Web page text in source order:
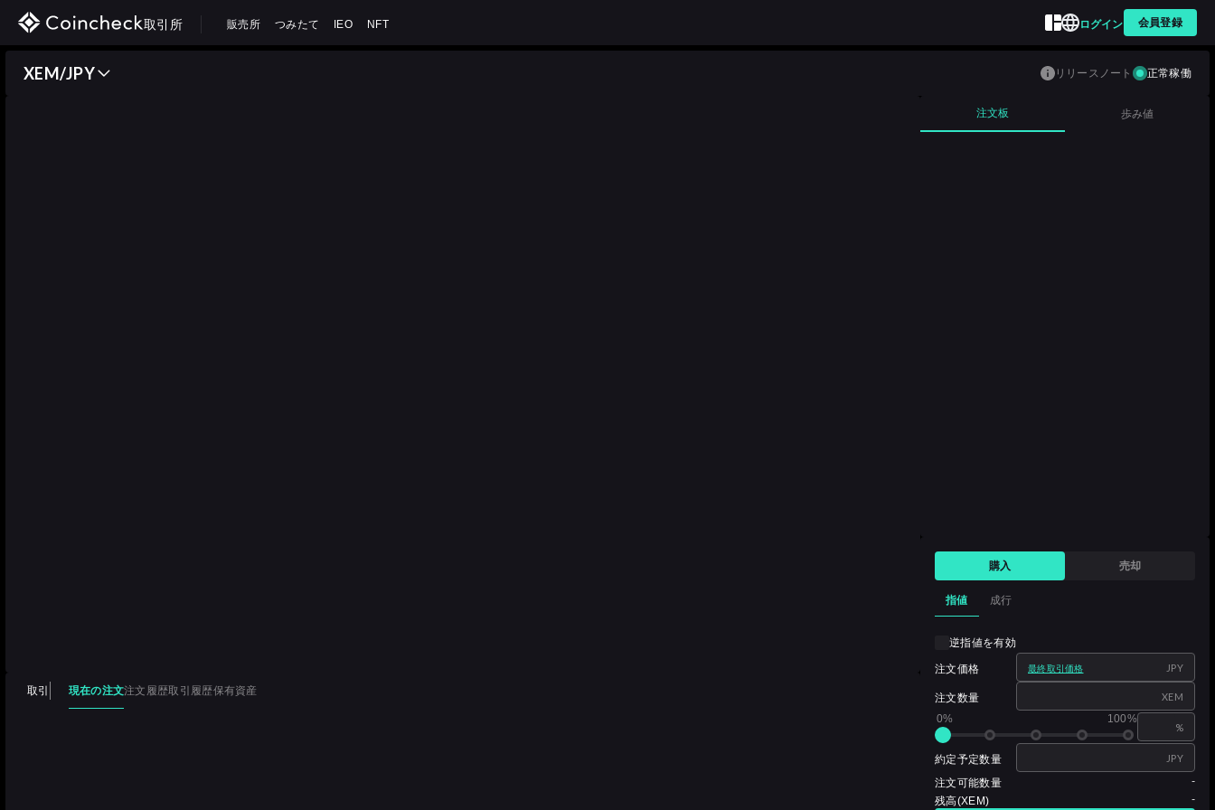
取引所 販売所 つみたて IEO NFT ログイン 会員登録
XEM/JPY リリースノート 正常稼働
取引 現在の注文注文履歴取引履歴保有資産
注文板 歩み値
購入 売却
指値 成行
逆指値を有効
注文価格 最終取引価格 JPY
注文数量 XEM
0% 100%
%
約定予定数量 JPY
注文可能数量 -
残高(XEM) -